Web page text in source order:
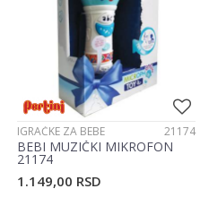
IGRAČKE ZA BEBE 21174
BEBI MUZIČKI MIKROFON
21174
1.149,00 RSD